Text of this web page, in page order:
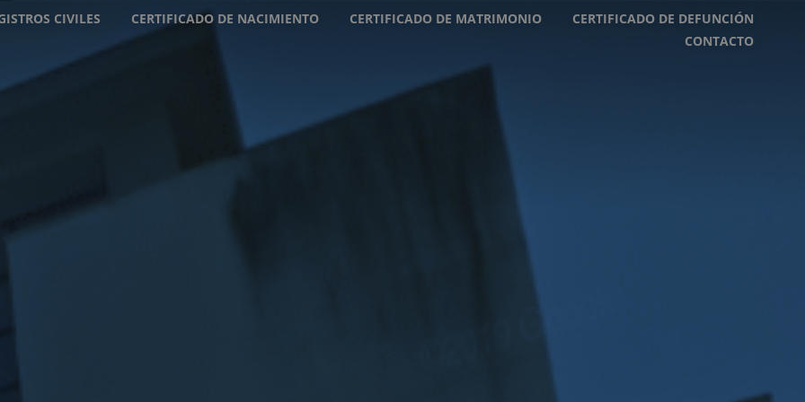
CIVILES CERTIFICADO DE NACIMIENTO CERTIFICADO DE MATRIMONIO
CERTIFICADO DE DEFUNCIÓN
CONTACTO